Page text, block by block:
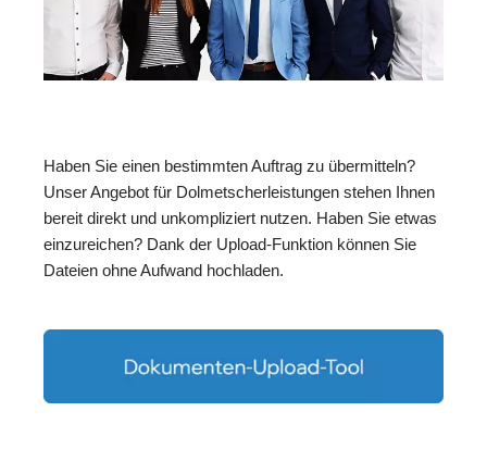
Haben Sie einen bestimmten Auftrag zu übermitteln?
Unser Angebot für Dolmetscherleistungen stehen Ihnen
bereit direkt und unkompliziert nutzen. Haben Sie etwas
einzureichen? Dank der Upload-Funktion können Sie
Dateien ohne Aufwand hochladen.